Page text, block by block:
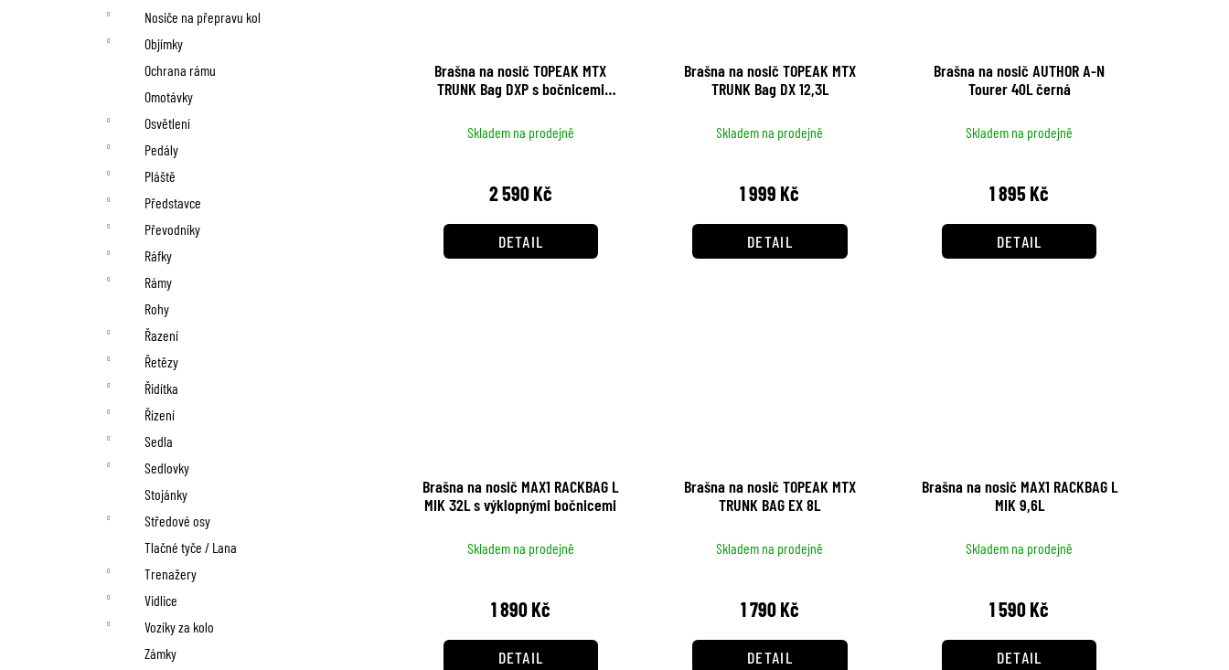
Nosiče na přepravu kol
Objímky
Ochrana rámu
Omotávky
Osvětlení
Pedály
Pláště
Představce
Převodníky
Ráfky
Rámy
Rohy
Řazení
Řetězy
Řidítka
Řízení
Sedla
Sedlovky
Stojánky
Středové osy
Tlačné tyče / Lana
Trenažery
Vidlice
Vozíky za kolo
Zámky
Brašna na nosič TOPEAK MTX
TRUNK Bag DXP s bočnicemi
Skladem na prodejně
2 590 Kč
DETAIL
Brašna na nosič TOPEAK MTX
TRUNK Bag DX 12,3L
Skladem na prodejně
1 999 Kč
DETAIL
Brašna na nosič AUTHOR A-N
Tourer 40L černá
Skladem na prodejně
1 895 Kč
DETAIL
Brašna na nosič MAX1 RACKBAG L
MIK 32L s výklopnými bočnicemi
Skladem na prodejně
1 890 Kč
DETAIL
Brašna na nosič TOPEAK MTX
TRUNK BAG EX 8L
Skladem na prodejně
1 790 Kč
DETAIL
Brašna na nosič MAX1 RACKBAG L
MIK 9,6L
Skladem na prodejně
1 590 Kč
DETAIL